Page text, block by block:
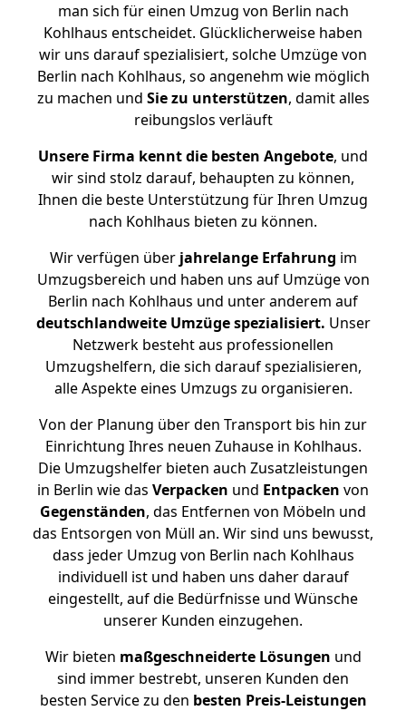
man sich für einen Umzug von Berlin nach
Kohlhaus entscheidet. Glücklicherweise haben
wir uns darauf spezialisiert, solche Umzüge von
Berlin nach Kohlhaus, so angenehm wie möglich
zu machen und Sie zu unterstützen, damit alles
reibungslos verläuft
Unsere Firma kennt die besten Angebote, und
wir sind stolz darauf, behaupten zu können,
Ihnen die beste Unterstützung für Ihren Umzug
nach Kohlhaus bieten zu können.
Wir verfügen überjahrelange Erfahrung im
Umzugsbereich und haben uns auf Umzüge von
Berlin nach Kohlhaus und unter anderem auf
deutschlandweite Umzüge spezialisiert. Unser
Netzwerk besteht aus professionellen
Umzugshelfern, die sich darauf spezialisieren,
alle Aspekte eines Umzugs zu organisieren.
Von der Planung über den Transport bis hin zur
Einrichtung Ihres neuen Zuhause in Kohlhaus.
Die Umzugshelfer bieten auch Zusatzleistungen
in Berlin wie das Verpacken und Entpacken von
Gegenständen, das Entfernen von Möbeln und
das Entsorgen von Müll an. Wir sind uns bewusst,
dass jeder Umzug von Berlin nach Kohlhaus
individuell ist und haben uns daher darauf
eingestellt, auf die Bedürfnisse und Wünsche
unserer Kunden einzugehen.
Wir bieten maßgeschneiderte Lösungen und
sind immer bestrebt, unseren Kunden den
besten Service zu den besten Preis-Leistungen